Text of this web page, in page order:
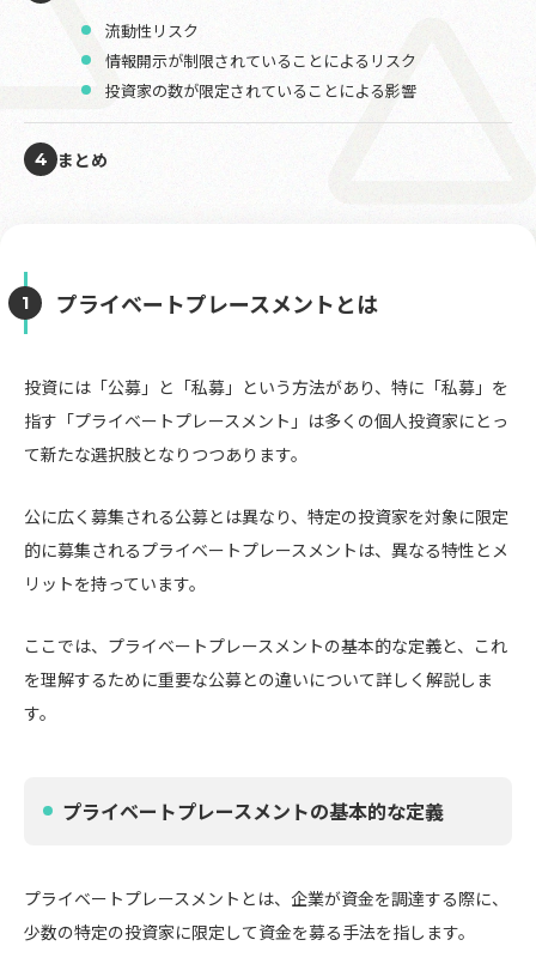
流動性リスク
情報開示が制限されていることによるリスク
投資家の数が限定されていることによる影響
4 まとめ
プライベートプレースメントとは
投資には「公募」と「私募」という方法があり、特に「私募」を
指す「プライベートプレースメント」は多くの個人投資家にとっ
て新たな選択肢となりつつあります。
公に広く募集される公募とは異なり、特定の投資家を対象に限定
的に募集されるプライベートプレースメントは、異なる特性とメ
リットを持っています。
ここでは、プライベートプレースメントの基本的な定義と、これ
を理解するために重要な公募との違いについて詳しく解説しま
す。
プライベートプレースメントの基本的な定義
プライベートプレースメントとは、企業が資金を調達する際に、
少数の特定の投資家に限定して資金を募る手法を指します。